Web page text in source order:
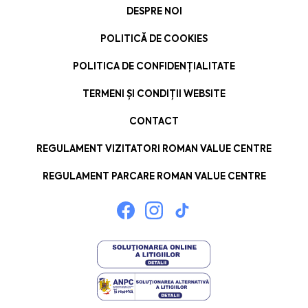
DESPRE NOI
POLITICĂ DE COOKIES
POLITICA DE CONFIDENȚIALITATE
TERMENI ȘI CONDIȚII WEBSITE
CONTACT
REGULAMENT VIZITATORI ROMAN VALUE CENTRE
REGULAMENT PARCARE ROMAN VALUE CENTRE